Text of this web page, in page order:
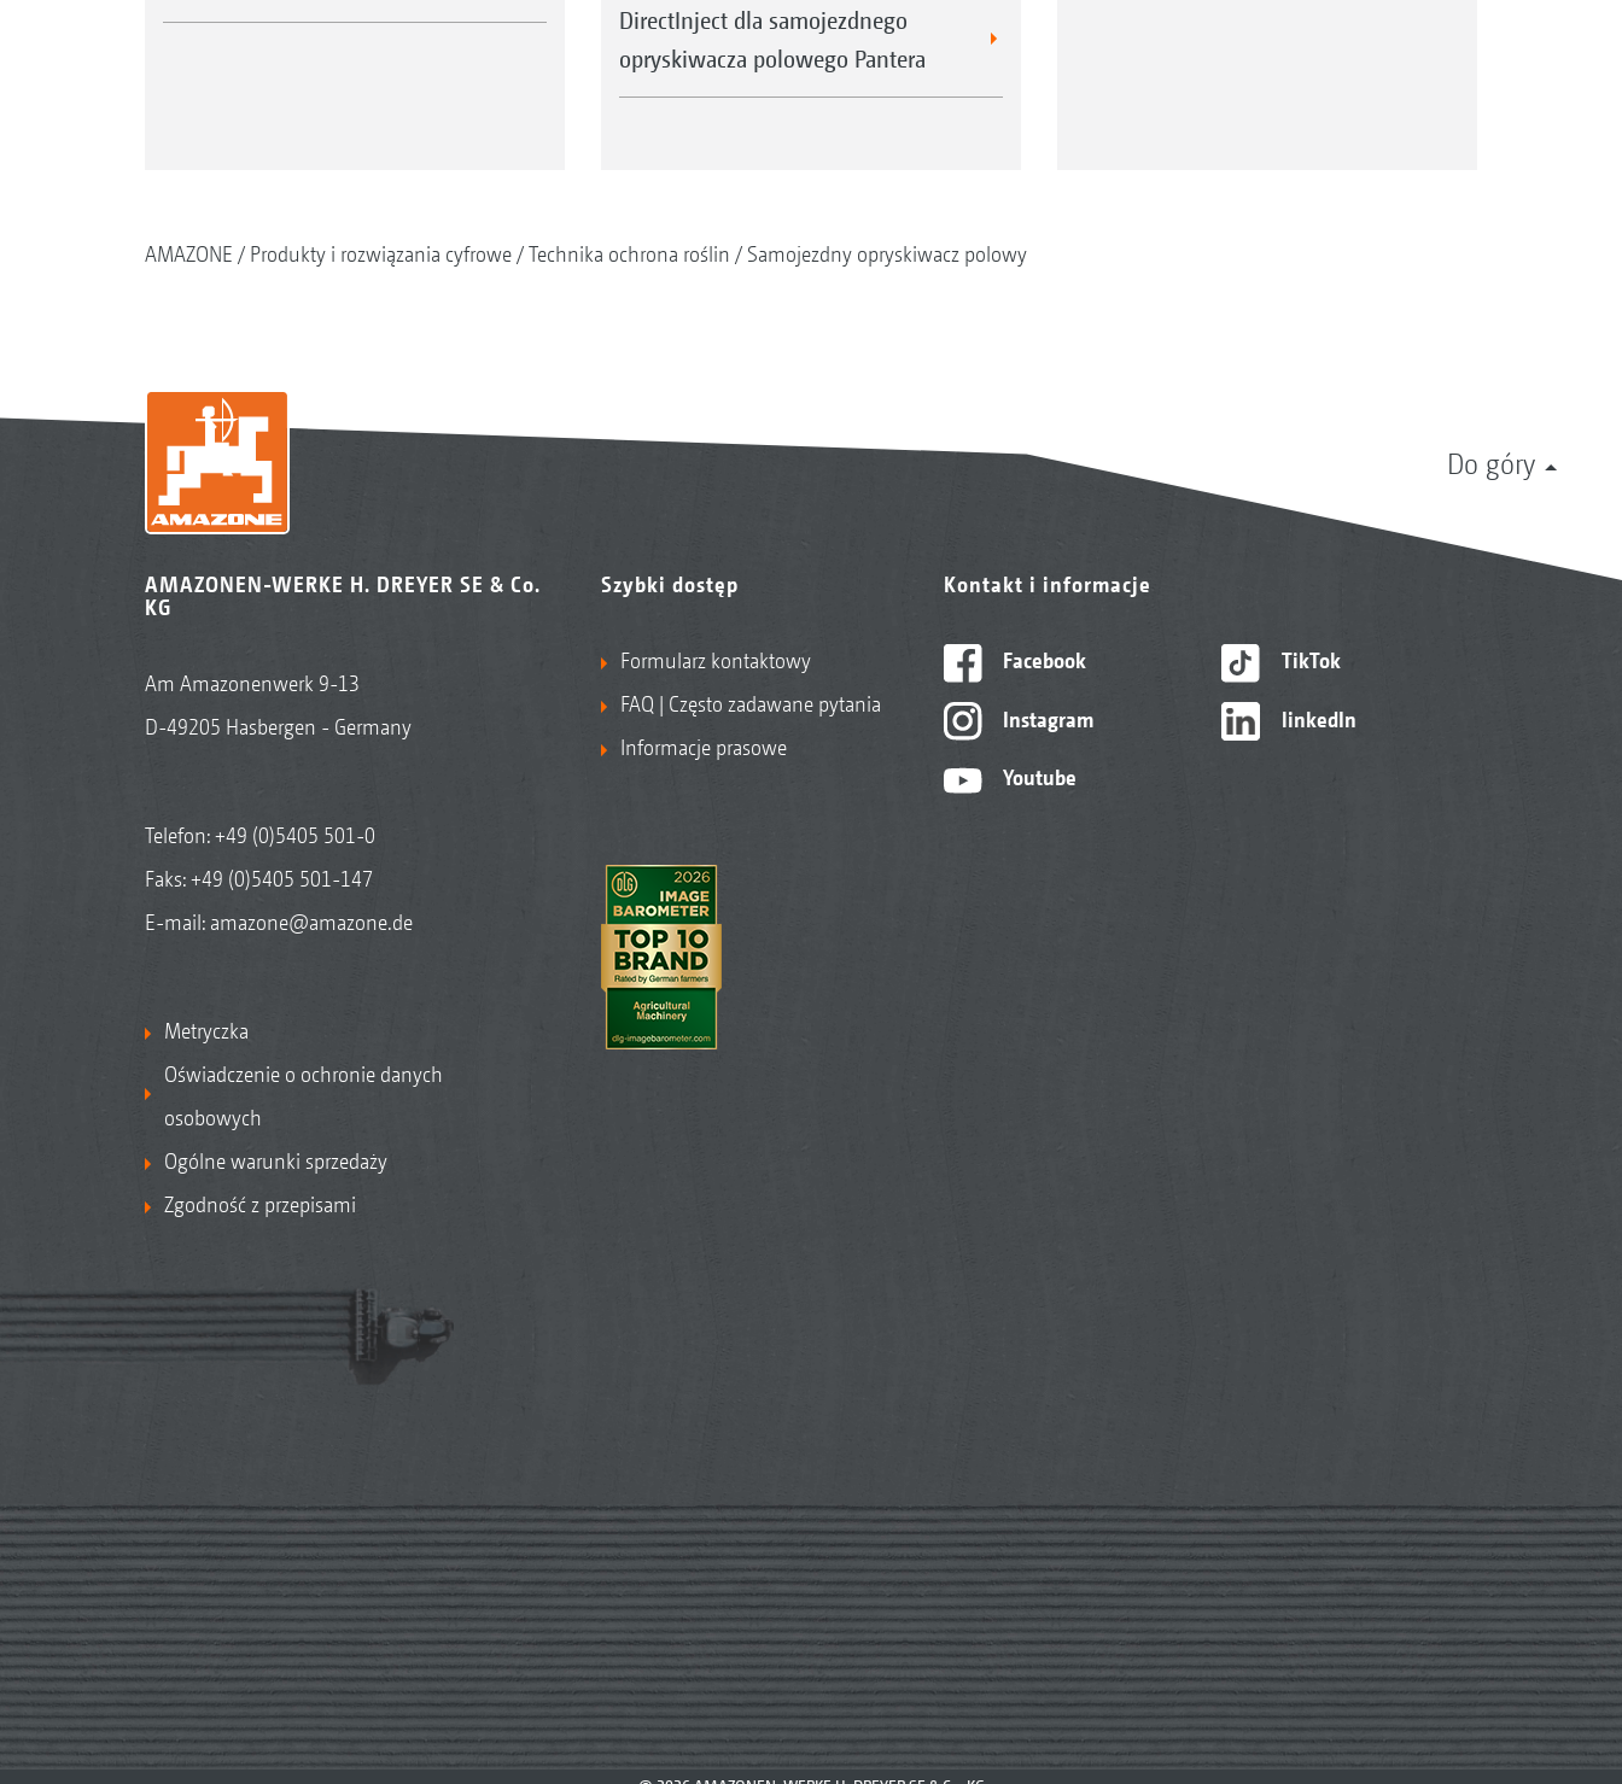
DirectInject dla samojezdnego
opryskiwacza polowego Pantera
AMAZONE Produkty i rozwiązania cyfrowe Technika ochrona roślin Samojezdny opryskiwacz polowy
Do góry
AMAZONEN-WERKE H. DREYER SE & Co.
KG
Am Amazonenwerk 9-13
D-49205 Hasbergen - Germany
Telefon:+49 (0)5405 501-0
Faks: +49 (0)5405 501-147
E-mail: amazone@amazone.de
Metryczka
Oświadczenie o ochronie danych
osobowych
Ogólne warunki sprzedaży
Zgodność z przepisami
Szybki dostęp
Formularz kontaktowy
FAQ | Często zadawane pytania
Informacje prasowe
Kontakt i informacje
Facebook
Instagram
Youtube
TikTok
linkedIn